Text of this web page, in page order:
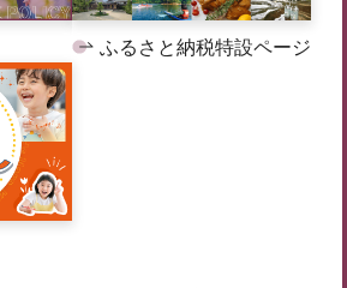
ふるさと納税特設ページ